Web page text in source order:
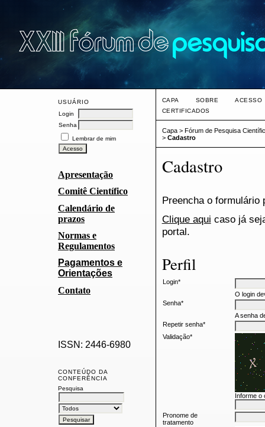
USUÁRIO
Login
Senha
Lembrar de mim
Apresentação
Comitê Científico
Calendário de
prazos
Normas e
Regulamentos
Pagamentos e
Orientações
Contato
ISSN: 2446-6980
CONTEÚDO DA
CONFERÊNCIA
Pesquisa
CAPA SOBRE
ACESSO
CERTIFICADOS
Capa> Fórum de Pesquisa
> Cadastro
Cadastro
Preencha o formulário
Clique aqui caso já
portal.
Perfil
Login*
O login
Senha*
A senha
Repetir senha*
Validação*
Informe o
Pronome de
tratamento